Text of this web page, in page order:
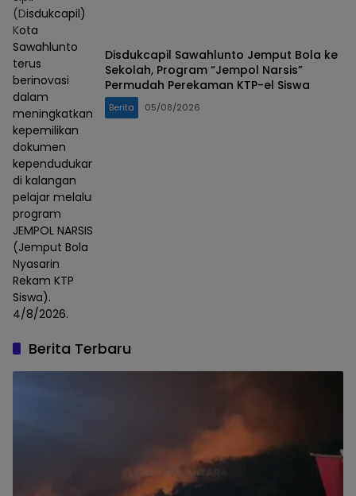
(Disdukcapil)
Kota
Sawahlunto
terus
berinovasi
dalam
meningkatkan
kepemilikan
dokumen
kependudukan
di kalangan
pelajar melalui
program
JEMPOL NARSIS
(Jemput Bola
Nyasarin
Rekam KTP
Siswa).
4/8/2026.
Disdukcapil Sawahlunto Jemput Bola ke
Sekolah, Program “Jempol Narsis”
Permudah Perekaman KTP-el Siswa
Berita 05/08/2026
Berita Terbaru